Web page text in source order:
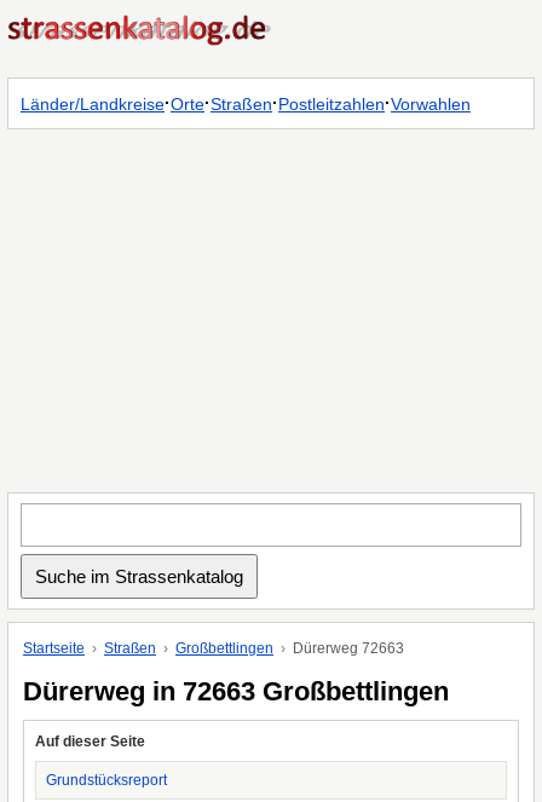
Länder/Landkreise·Orte·Straßen·Postleitzahlen·Vorwahlen
Startseite Straßen Großbettlingen Dürerweg 72663
Dürerweg in 72663 Großbettlingen
Auf dieser Seite
Grundstücksreport